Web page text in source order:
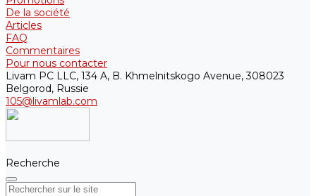
De la société
Articles
FAQ
Commentaires
Pour nous contacter
Livam PC LLC, 134 A, B. Khmelnitskogo Avenue, 308023
Belgorod, Russie
105@livamlab.com
Recherche